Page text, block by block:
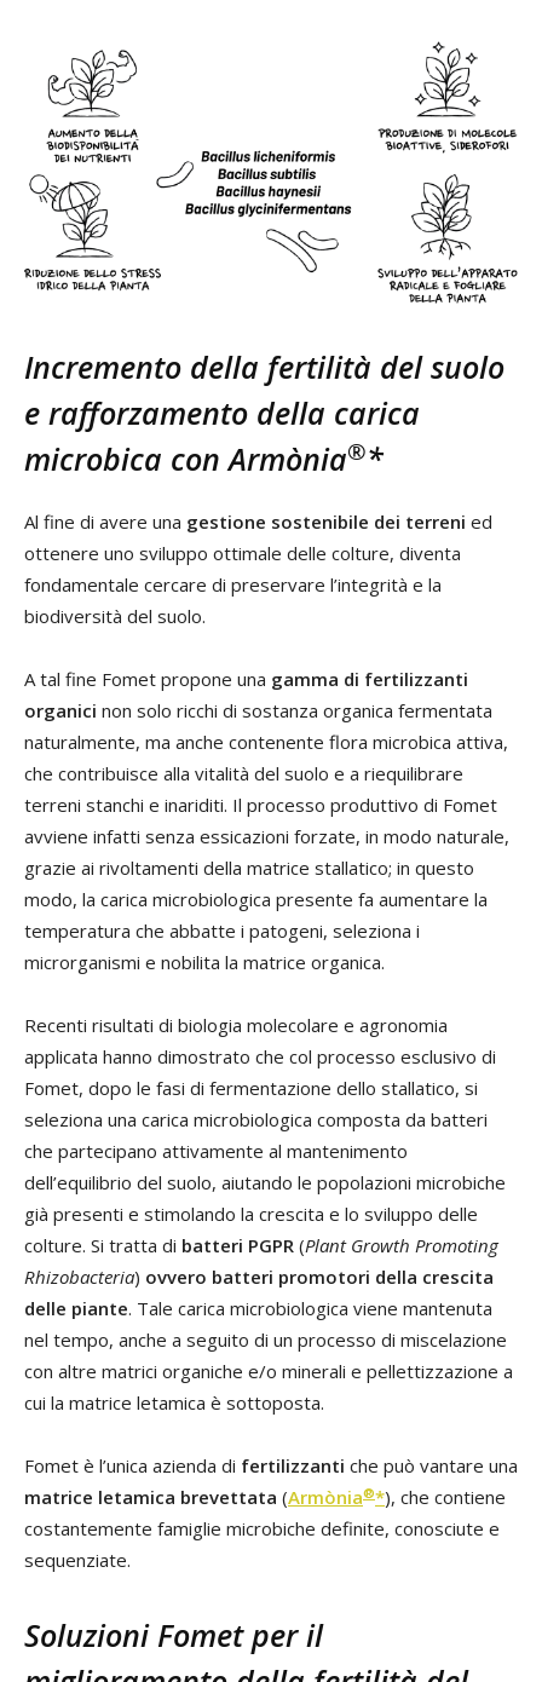
Incremento della fertilità del suolo
e rafforzamento della carica
microbica con Armònia®*
Al fine di avere una gestione sostenibile dei terreni ed
ottenere uno sviluppo ottimale delle colture, diventa
fondamentale cercare di preservare l’integrità e la
biodiversità del suolo.
A tal fine Fomet propone una gamma di fertilizzanti
organici non solo ricchi di sostanza organica fermentata
naturalmente, ma anche contenente flora microbica attiva,
che contribuisce alla vitalità del suolo e a riequilibrare
terreni stanchi e inariditi. Il processo produttivo di Fomet
avviene infatti senza essicazioni forzate, in modo naturale,
grazie ai rivoltamenti della matrice stallatico; in questo
modo, la carica microbiologica presente fa aumentare la
temperatura che abbatte i patogeni, seleziona i
microrganismi e nobilita la matrice organica.
Recenti risultati di biologia molecolare e agronomia
applicata hanno dimostrato che col processo esclusivo di
Fomet, dopo le fasi di fermentazione dello stallatico, si
seleziona una carica microbiologica composta da batteri
che partecipano attivamente al mantenimento
dell’equilibrio del suolo, aiutando le popolazioni microbiche
già presenti e stimolando la crescita e lo sviluppo delle
colture. Si tratta di batteri PGPR (Plant Growth Promoting
Rhizobacteria) ovvero batteri promotori della crescita
delle piante. Tale carica microbiologica viene mantenuta
nel tempo, anche a seguito di un processo di miscelazione
con altre matrici organiche e/o minerali e pellettizzazione a
cui la matrice letamica è sottoposta.
Fomet è l’unica azienda di fertilizzanti che può vantare una
matrice letamica brevettata (Armònia®*), che contiene
costantemente famiglie microbiche definite, conosciute e
sequenziate.
Soluzioni Fomet per il